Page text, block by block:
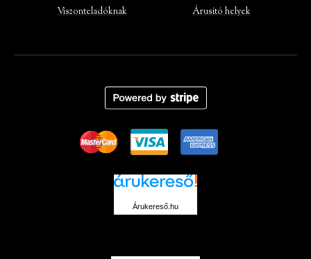
Viszonteladóknak
Árusító helyek
Árukereső.hu